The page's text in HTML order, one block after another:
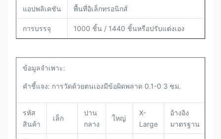
แอปพลิเคชัน พื้นที่อิเล็กทรอนิกส์
การบรรจุ 1000 ชิ้น / 1440 ชิ้นหรือปรับแต่งเอง
ข้อมูลจำเพาะ:
คำชี้แจง: การวัดด้วยตนเองมีข้อผิดพลาด 0.1-0 3 ซม.
รหัส
สินค้า
เล็ก
ปาน
กลาง
ใหญ่
X-
Large
อ้างอิง
มาตรฐาน